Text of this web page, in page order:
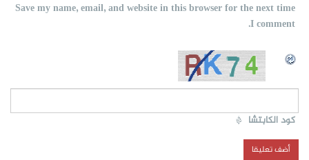
Save my name, email, and website in this browser for the next time
I comment.
كود الكابتشا *